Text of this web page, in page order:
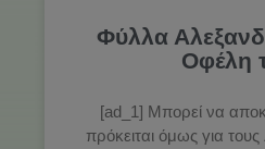
Φύλλα
Οφέλη
[ad_1] Μπορεί να
πρόκειται όμως για